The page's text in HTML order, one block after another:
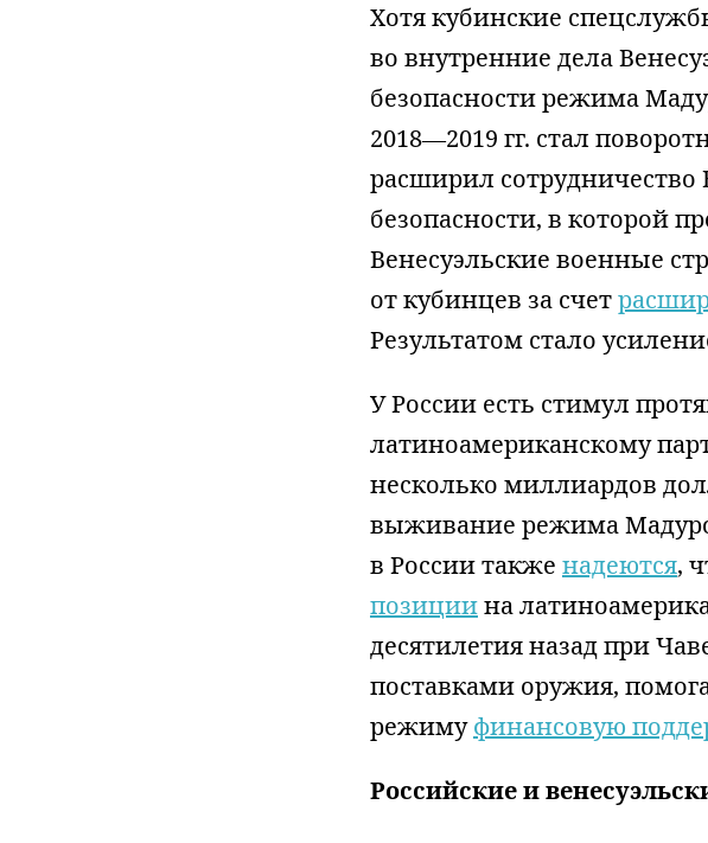
Хотя кубинские
во внутренние дела
безопасности режима
2018—2019 гг. стал
расширил сотрудничество
безопасности, в которой
Венесуэльские военные
от кубинцев за счет
Результатом стало
У России есть стимул
латиноамериканскому
несколько миллиардов
выживание режима
в России также надеются,
позициина
десятилетия назад при
поставками оружия,
режимуфинансовую
Российские и